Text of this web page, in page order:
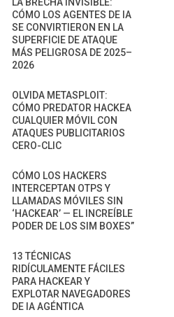
CÓMO LOS AGENTES DE IA
SE CONVIRTIERON EN LA
SUPERFICIE DE ATAQUE
MÁS PELIGROSA DE 2025–
2026
OLVIDA METASPLOIT:
CÓMO PREDATOR HACKEA
CUALQUIER MÓVIL CON
ATAQUES PUBLICITARIOS
CERO-CLIC
CÓMO LOS HACKERS
INTERCEPTAN OTPS Y
LLAMADAS MÓVILES SIN
‘HACKEAR’ — EL INCREÍBLE
PODER DE LOS SIM BOXES”
13 TÉCNICAS
RIDÍCULAMENTE FÁCILES
PARA HACKEAR Y
EXPLOTAR NAVEGADORES
DE IA AGÉNTICA